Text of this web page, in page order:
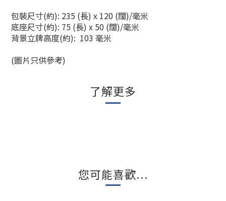
包裝尺寸(約): 235 (長) x 120 (闊)/毫米
底座尺寸(約): 75 (長) x 50 (闊)/毫米
背景立牌高度(約): 103 毫米
(圖片只供參考)
了解更多
您可能喜歡...